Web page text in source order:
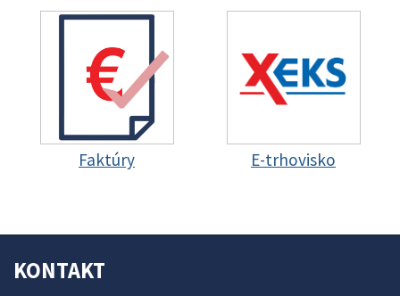
Faktúry E-trhovisko
KONTAKT